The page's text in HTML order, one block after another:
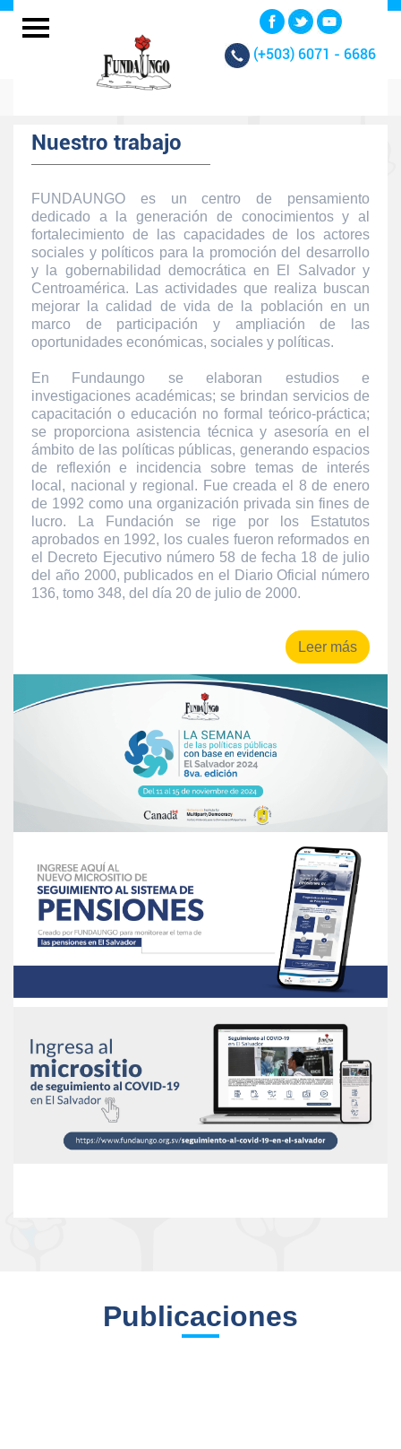
(+503) 6071 - 6686
Nuestro trabajo
FUNDAUNGO es un centro de pensamiento
dedicado a la generación de conocimientos y al
fortalecimiento de las capacidades de los actores
sociales y políticos para la promoción del desarrollo
y la gobernabilidad democrática en El Salvador y
Centroamérica. Las actividades que realiza buscan
mejorar la calidad de vida de la población en un
marco de participación y ampliación de las
oportunidades económicas, sociales y políticas.
En Fundaungo se elaboran estudios e
investigaciones académicas; se brindan servicios de
capacitación o educación no formal teórico-práctica;
se proporciona asistencia técnica y asesoría en el
ámbito de las políticas públicas, generando espacios
de reflexión e incidencia sobre temas de interés
local, nacional y regional. Fue creada el 8 de enero
de 1992 como una organización privada sin fines de
lucro. La Fundación se rige por los Estatutos
aprobados en 1992, los cuales fueron reformados en
el Decreto Ejecutivo número 58 de fecha 18 de julio
del año 2000, publicados en el Diario Oficial número
136, tomo 348, del día 20 de julio de 2000.
Leer más
Publicaciones